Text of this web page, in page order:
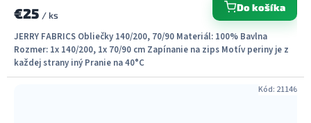
€25 / ks
Do košíka
JERRY FABRICS Obliečky 140/200, 70/90 Materiál: 100% Bavlna
Rozmer: 1x 140/200, 1x 70/90 cm Zapínanie na zips Motív periny je z
každej strany iný Pranie na 40°C
Kód: 21146